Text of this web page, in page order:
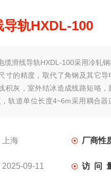
导轨HXDL-100
缆滑线导轨HXDL-100采用冷轧
寸的精度，取代了角钢及其它
积灰，室外结冰造成线路短咯
轨道单位长度4~6m采用耦合器
上海 厂商性
2025-09-11 访 问